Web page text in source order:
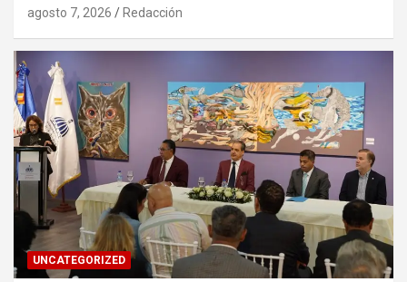
agosto 7, 2026 Redacción
UNCATEGORIZED